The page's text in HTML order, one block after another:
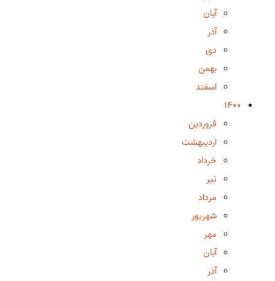
آبان
آذر
دی
بهمن
اسفند
1400
فروردین
اردیبهشت
خرداد
تیر
مرداد
شهریور
مهر
آبان
آذر